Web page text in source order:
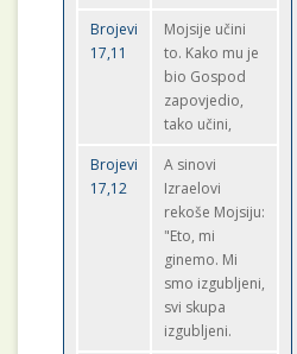
Brojevi
17,11
Mojsije učini
to. Kako mu je
bio Gospod
zapovjedio,
tako učini,
Brojevi
17,12
A sinovi
Izraelovi
rekoše Mojsiju:
"Eto, mi
ginemo. Mi
smo izgubljeni,
svi skupa
izgubljeni.